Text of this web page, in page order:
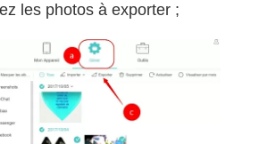
les photos à exporter ;